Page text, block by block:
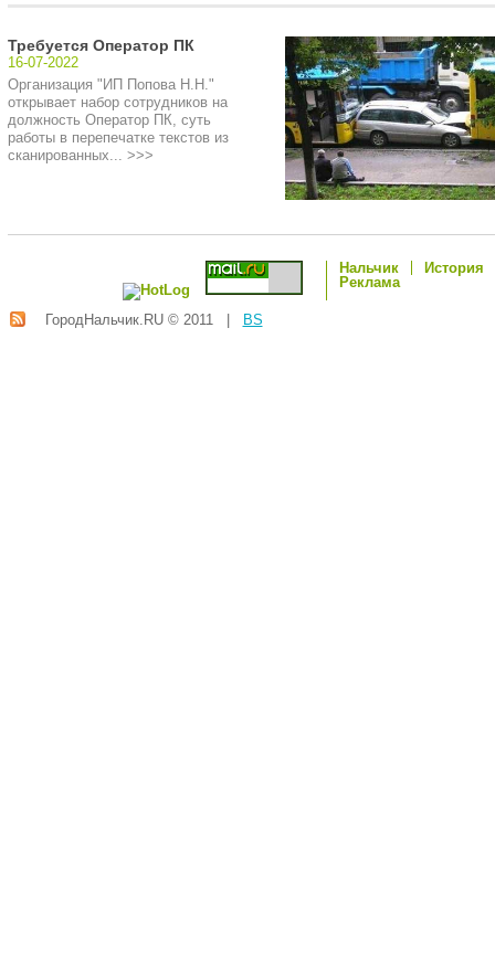
Требуется Оператор ПК
16-07-2022
Организация "ИП Попова Н.Н."
открывает набор сотрудников на
должность Оператор ПК, суть
работы в перепечатке текстов из
сканированных... >>>
Нальчик
История
Реклама
ГородНальчик.RU © 2011 | BS